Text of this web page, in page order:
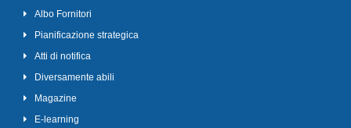
Albo Fornitori
Pianificazione strategica
Atti di notifica
Diversamente abili
Magazine
E-learning